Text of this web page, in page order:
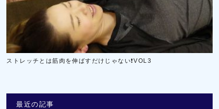
ストレッチとは筋肉を伸ばすだけじゃない❗VOL3
最近の記事